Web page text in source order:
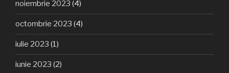
noiembrie 2023 (4)
octombrie 2023 (4)
iulie 2023 (1)
iunie 2023 (2)